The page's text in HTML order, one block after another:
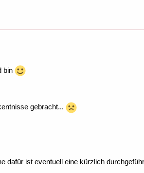
bin
gebracht...
dafür ist eventuell eine kürzlich